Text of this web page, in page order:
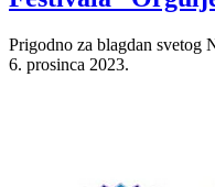
Prigodno za blagdan svetog
6. prosinca 2023.